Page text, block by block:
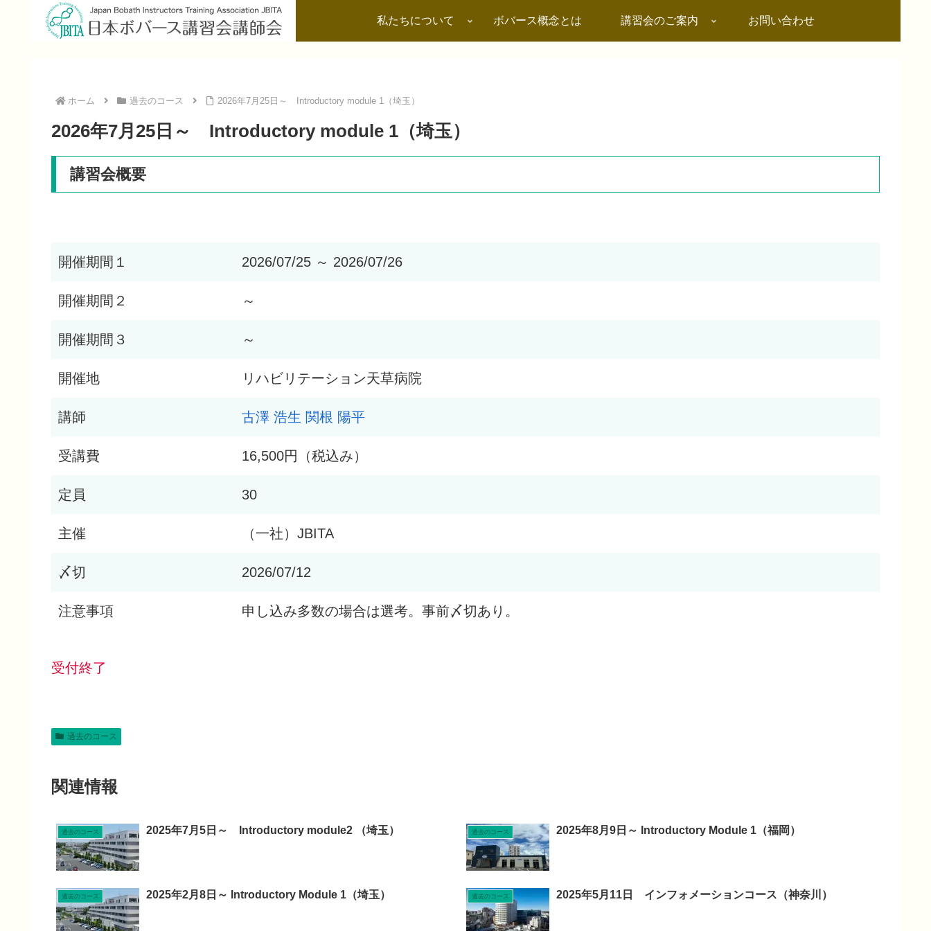
私たちについて ボバース概念とは 講習会のご案内 お問い合わせ
ホーム 過去のコース 2026年7月25日～ Introductory module 1（埼玉）
2026年7月25日～ Introductory module 1（埼玉）
講習会概要
開催期間１ 2026/07/25 ～ 2026/07/26
開催期間２ ～
開催期間３ ～
開催地 リハビリテーション天草病院
講師 古澤 浩生 関根 陽平
受講費 16,500円（税込み）
定員 30
主催 （一社）JBITA
〆切 2026/07/12
注意事項 申し込み多数の場合は選考。事前〆切あり。
受付終了
過去のコース
関連情報
過去のコース 2025年7月5日～ Introductory module2 （埼玉） 過去のコース 2025年8月9日～ Introductory Module 1（福岡）
過去のコース 2025年2月8日～ Introductory Module 1（埼玉） 過去のコース 2025年5月11日 インフォメーションコース（神奈川）